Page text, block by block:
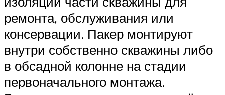
ремонта, обслуживания или
консервации. Пакер монтируют
внутри собственно скважины либо
в обсадной колонне на стадии
первоначального монтажа.